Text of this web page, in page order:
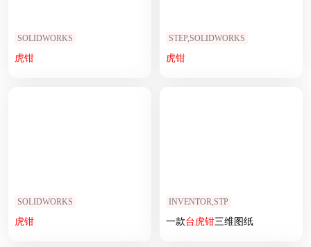
SOLIDWORKS
虎钳
STEP,SOLIDWORKS
虎钳
SOLIDWORKS
虎钳
INVENTOR,STP
一款台虎钳三维图纸